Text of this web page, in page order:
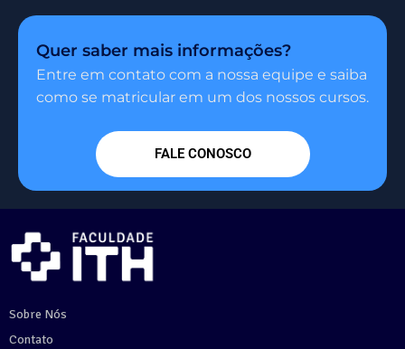
Quer saber mais informações?
Entre em contato com a nossa equipe e saiba
como se matricular em um dos nossos cursos.
FALE CONOSCO
Sobre Nós
Contato